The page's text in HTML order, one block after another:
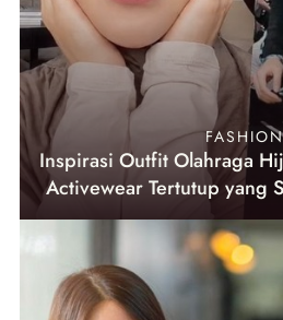
FASHION
Inspirasi Outfit Olahraga
Activewear Tertutup yang